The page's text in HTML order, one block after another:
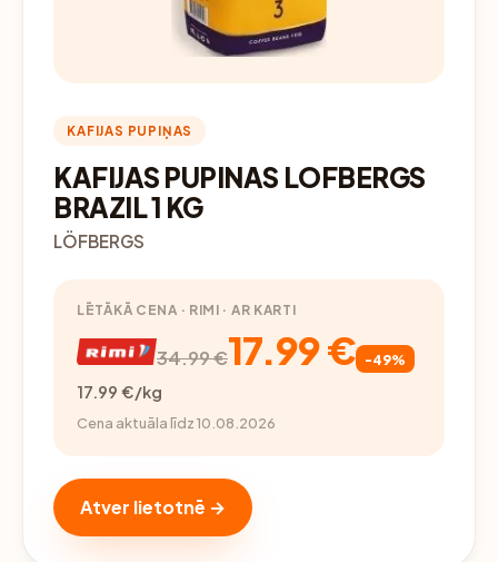
KAFIJAS PUPIŅAS
KAFIJAS PUPINAS LOFBERGS
BRAZIL 1 KG
LÖFBERGS
LĒTĀKĀ CENA · RIMI · AR KARTI
34.99 €17.99 € -49%
17.99 €/kg
Cena aktuāla līdz 10.08.2026
Atver lietotnē →